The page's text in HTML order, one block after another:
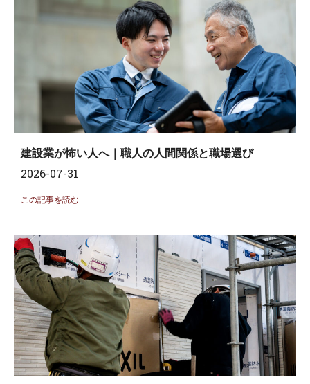
建設業が怖い人へ｜職人の人間関係と職場選び
2026-07-31
この記事を読む